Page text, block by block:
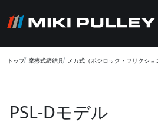
トップ 摩擦式締結具 メカ式（ポジロック・フリクショ
PSL-Dモデル